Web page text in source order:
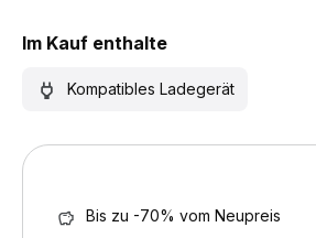
Im Kauf enthalte
Kompatibles Ladegerät
Bis zu -70% vom Neupreis